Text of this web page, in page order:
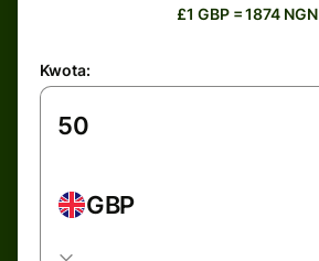
£1 GBP = 1874 NGN
Kwota:
GBP